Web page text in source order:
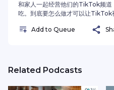
和家人一起经营他们的TikTok频道
吃。到底要怎么做才可以让TikTok
Add to Queue
Related Podcasts